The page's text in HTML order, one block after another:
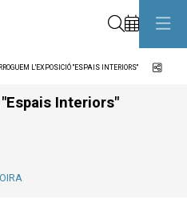
L'EXPOSICIÓ "ESPAIS INTERIORS"
Interiors"